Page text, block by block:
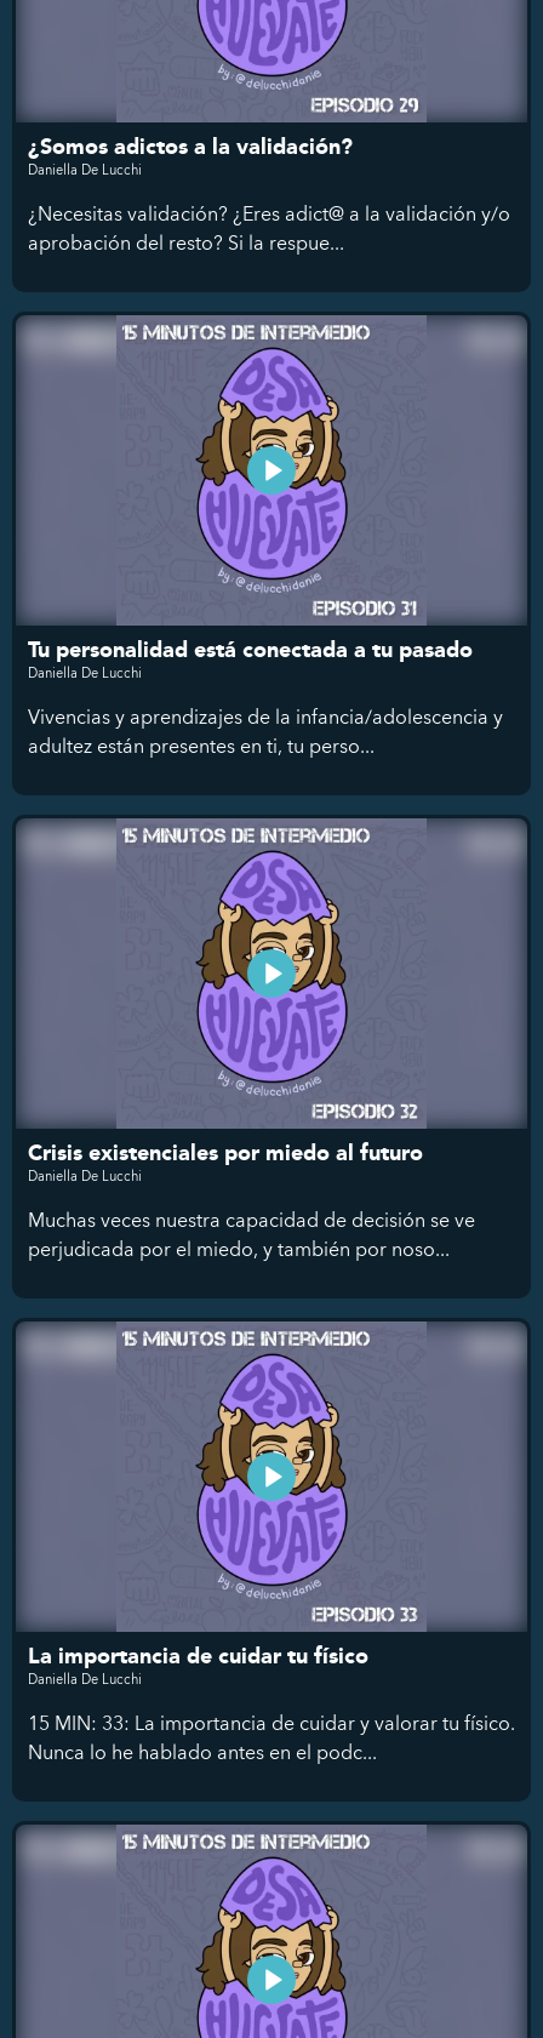
¿Somos adictos a la validación?
Daniella De Lucchi
¿Necesitas validación? ¿Eres adict@ a la validación y/o
aprobación del resto? Si la respue...
Tu personalidad está conectada a tu pasado
Daniella De Lucchi
Vivencias y aprendizajes de la infancia/adolescencia y
adultez están presentes en ti, tu perso...
Crisis existenciales por miedo al futuro
Daniella De Lucchi
Muchas veces nuestra capacidad de decisión se ve
perjudicada por el miedo, y también por noso...
La importancia de cuidar tu físico
Daniella De Lucchi
15 MIN: 33: La importancia de cuidar y valorar tu físico.
Nunca lo he hablado antes en el podc...